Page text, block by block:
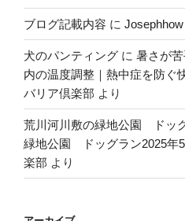
ブログ記載内容 に Josephhow
犬のパンティング に 暑さが
内の温度調整｜熱中症を防ぐ
バリア倶楽部 より
荒川河川敷の緑地公園 ドッ
緑地公園 ドッグラン2025年
楽部 より